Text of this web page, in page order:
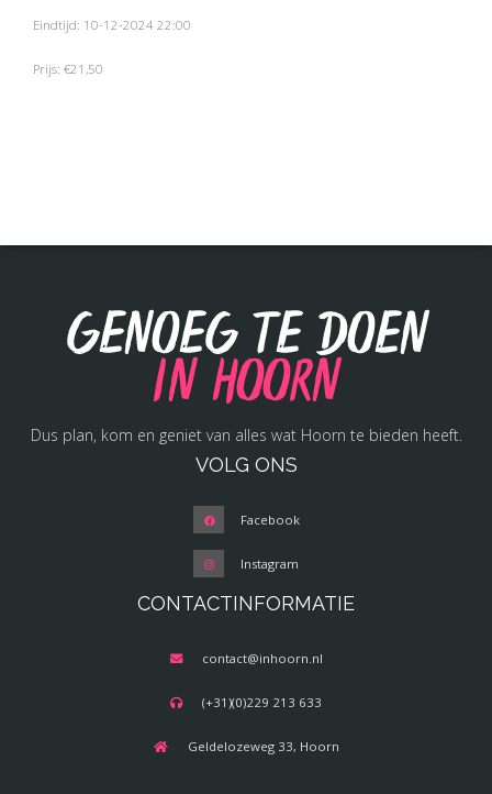
Eindtijd: 10-12-2024 22:00
Prijs: €21,50
Genoeg te doen
in Hoorn
Dus plan, kom en geniet van alles wat Hoorn te bieden heeft.
VOLG ONS
Facebook
Instagram
CONTACTINFORMATIE
contact@inhoorn.nl
(+31)(0)229 213 633
Geldelozeweg 33, Hoorn